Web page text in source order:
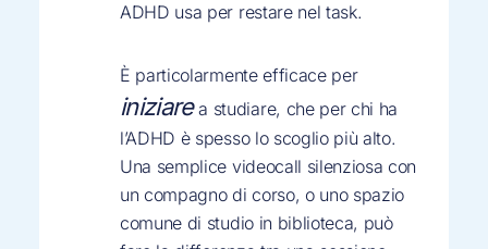
ADHD usa per restare nel task.
È particolarmente efficace per
iniziarea studiare, che per chi ha
l’ADHD è spesso lo scoglio più alto.
Una semplice videocall silenziosa con
un compagno di corso, o uno spazio
comune di studio in biblioteca, può